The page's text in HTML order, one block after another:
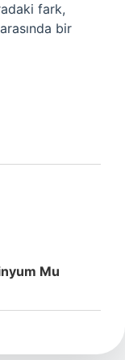
fark,
bir
Mu